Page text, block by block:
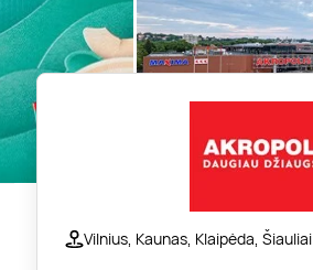
Vilnius, Kaunas, Klaipėda, Šiauliai